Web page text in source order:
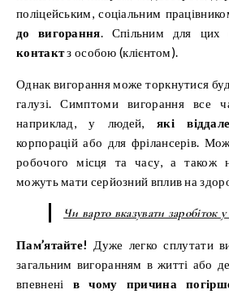
поліцейським, соціальним
до вигорання. Спільним для цих
контактз особою (клієнтом).
Однак вигорання може торкнутися
галузі. Симптоми вигорання все
наприклад, у людей, які
корпорацій або для фрілансерів.
робочого місця та часу, а також
можуть мати серйозний вплив на
Чи варто вказувати заробіток у
Пам’ятайте! Дуже легко сплутати
загальним вигоранням в житті або
впевнені в чому причина